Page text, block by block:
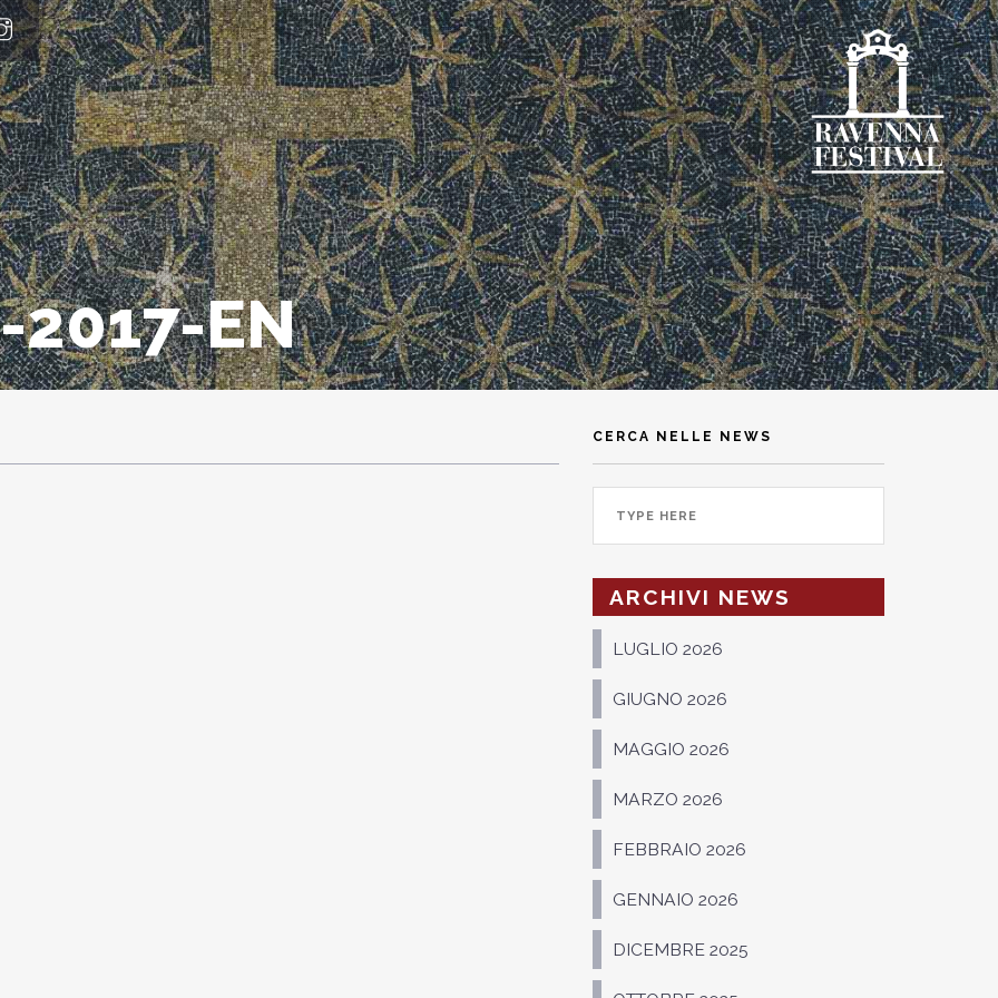
2017-EN
CERCA NELLE NEWS
ARCHIVI NEWS
LUGLIO 2026
GIUGNO 2026
MAGGIO 2026
MARZO 2026
FEBBRAIO 2026
GENNAIO 2026
DICEMBRE 2025